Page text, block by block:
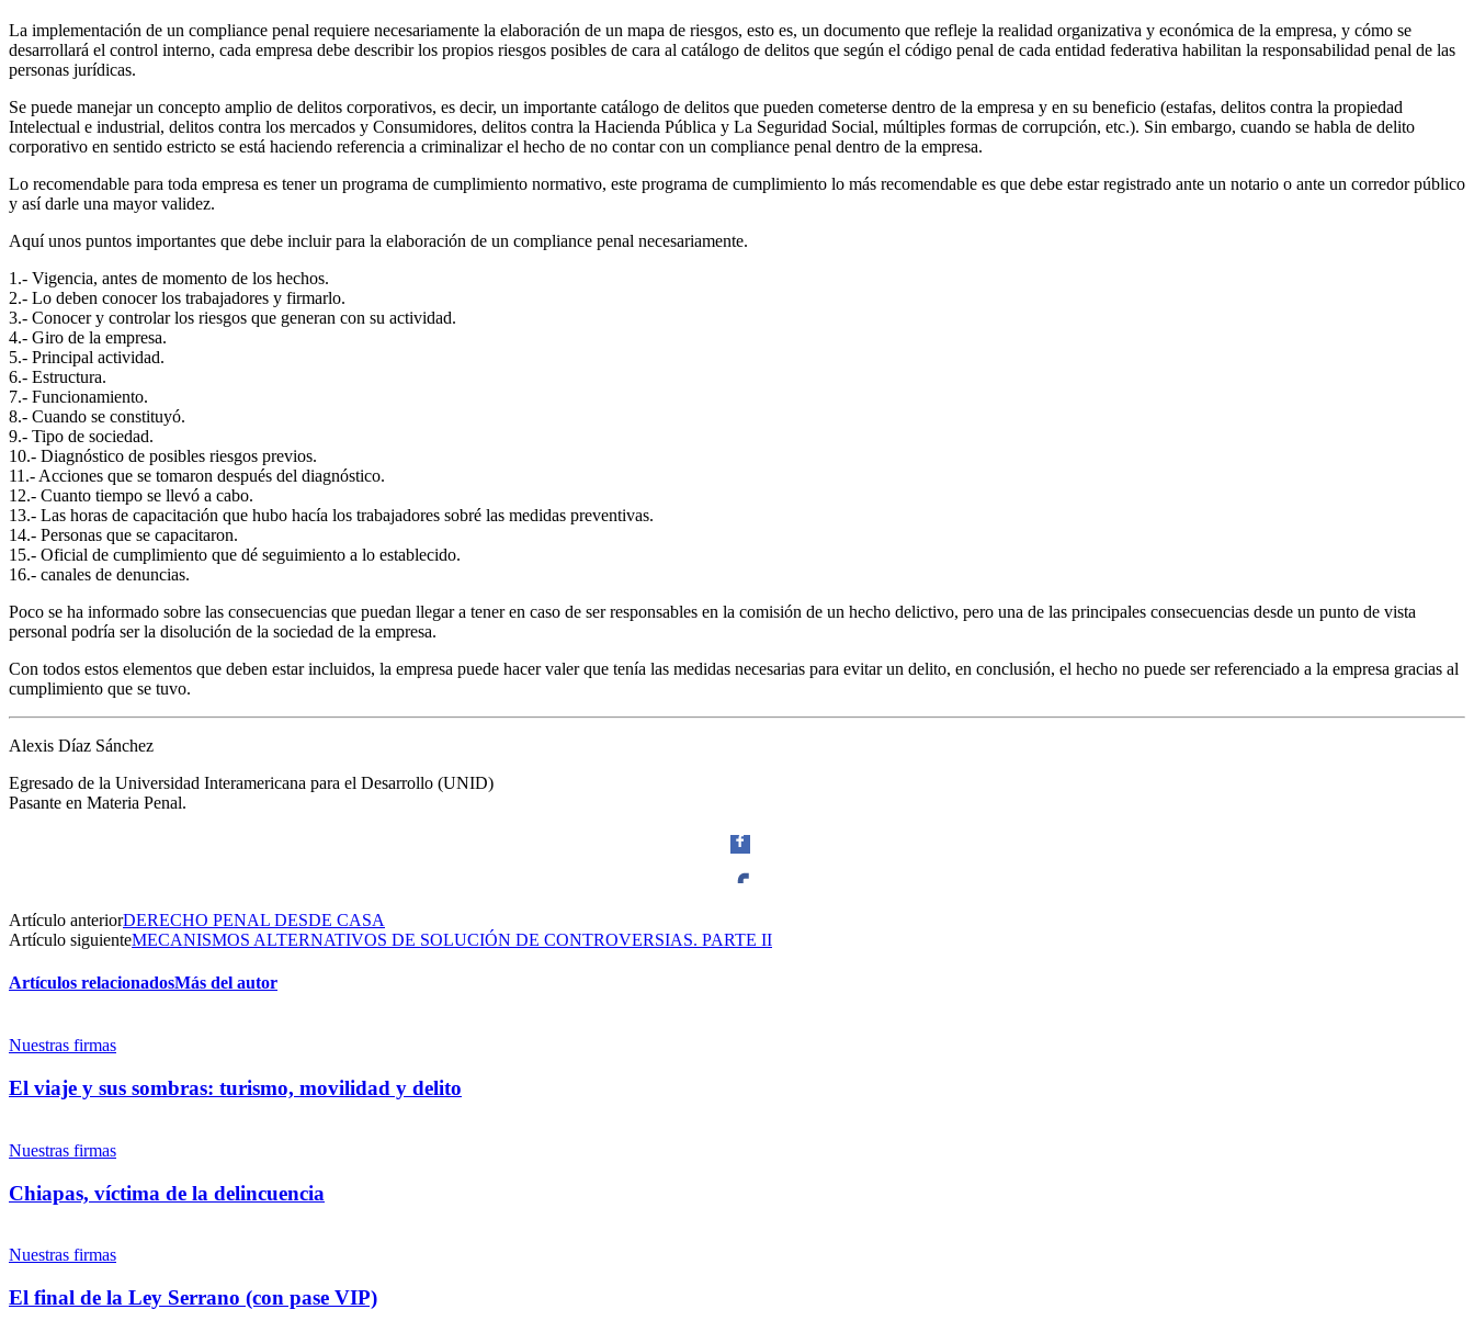
La implementación de un compliance penal requiere necesariamente la elaboración de un mapa de riesgos, esto es, un documento que refleje la realidad organizativa y económica de la empresa, y cómo se
desarrollará el control interno, cada empresa debe describir los propios riesgos posibles de cara al catálogo de delitos que según el código penal de cada entidad federativa habilitan la responsabilidad penal de las
personas jurídicas.
Se puede manejar un concepto amplio de delitos corporativos, es decir, un importante catálogo de delitos que pueden cometerse dentro de la empresa y en su beneficio (estafas, delitos contra la propiedad
Intelectual e industrial, delitos contra los mercados y Consumidores, delitos contra la Hacienda Pública y La Seguridad Social, múltiples formas de corrupción, etc.). Sin embargo, cuando se habla de delito
corporativo en sentido estricto se está haciendo referencia a criminalizar el hecho de no contar con un compliance penal dentro de la empresa.
Lo recomendable para toda empresa es tener un programa de cumplimiento normativo, este programa de cumplimiento lo más recomendable es que debe estar registrado ante un notario o ante un corredor público
y así darle una mayor validez.
Aquí unos puntos importantes que debe incluir para la elaboración de un compliance penal necesariamente.
1.- Vigencia, antes de momento de los hechos.
2.- Lo deben conocer los trabajadores y firmarlo.
3.- Conocer y controlar los riesgos que generan con su actividad.
4.- Giro de la empresa.
5.- Principal actividad.
6.- Estructura.
7.- Funcionamiento.
8.- Cuando se constituyó.
9.- Tipo de sociedad.
10.- Diagnóstico de posibles riesgos previos.
11.- Acciones que se tomaron después del diagnóstico.
12.- Cuanto tiempo se llevó a cabo.
13.- Las horas de capacitación que hubo hacía los trabajadores sobré las medidas preventivas.
14.- Personas que se capacitaron.
15.- Oficial de cumplimiento que dé seguimiento a lo establecido.
16.- canales de denuncias.
Poco se ha informado sobre las consecuencias que puedan llegar a tener en caso de ser responsables en la comisión de un hecho delictivo, pero una de las principales consecuencias desde un punto de vista
personal podría ser la disolución de la sociedad de la empresa.
Con todos estos elementos que deben estar incluidos, la empresa puede hacer valer que tenía las medidas necesarias para evitar un delito, en conclusión, el hecho no puede ser referenciado a la empresa gracias al
cumplimiento que se tuvo.
Alexis Díaz Sánchez
Egresado de la Universidad Interamericana para el Desarrollo (UNID)
Pasante en Materia Penal.
Facebook
Artículo anteriorDERECHO PENAL DESDE CASA
Artículo siguienteMECANISMOS ALTERNATIVOS DE SOLUCIÓN DE CONTROVERSIAS. PARTE II
Artículos relacionadosMás del autor
Nuestras firmas
El viaje y sus sombras: turismo, movilidad y delito
Nuestras firmas
Chiapas, víctima de la delincuencia
Nuestras firmas
El final de la Ley Serrano (con pase VIP)